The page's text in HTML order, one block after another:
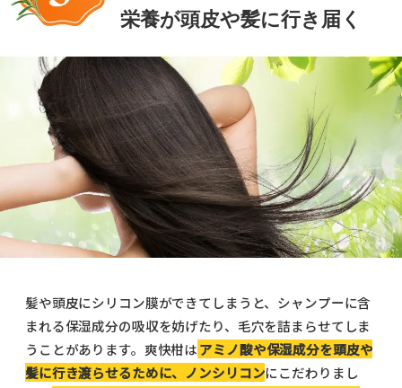
栄養が頭皮や髪に行き届く
髪や頭皮にシリコン膜ができてしまうと、シャンプーに含
まれる保湿成分の吸収を妨げたり、毛穴を詰まらせてしま
うことがあります。爽快柑はアミノ酸や保湿成分を頭皮や
髪に行き渡らせるために、ノンシリコンにこだわりまし